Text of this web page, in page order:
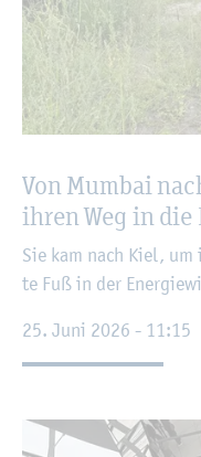
Von Mum­bai
ihren Weg in die
Sie kam nach Kiel,
te Fuß in der
25. Juni 2026 - 11:15